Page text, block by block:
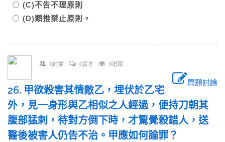
(C)不告不理原則
(D)類推禁止原則。
0討論 0留言 0追蹤
問題討論
26. 甲欲殺害其情敵乙，埋伏於乙宅
外，見一身形與乙相似之人經過，便持刀朝其
腹部猛刺，待對方倒下時，才驚覺殺錯人，送
醫後被害人仍告不治。甲應如何論罪？